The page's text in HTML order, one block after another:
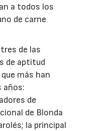
a todos los
de carne
de las
de aptitud
más han
años:
de
de Blonda
la principal